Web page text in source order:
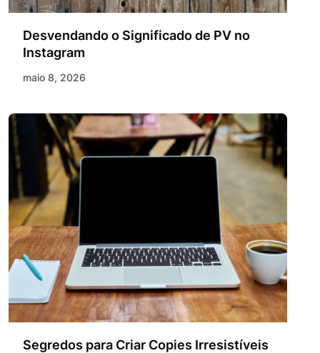
Desvendando o Significado de PV no
Instagram
maio 8, 2026
Segredos para Criar Copies Irresistíveis